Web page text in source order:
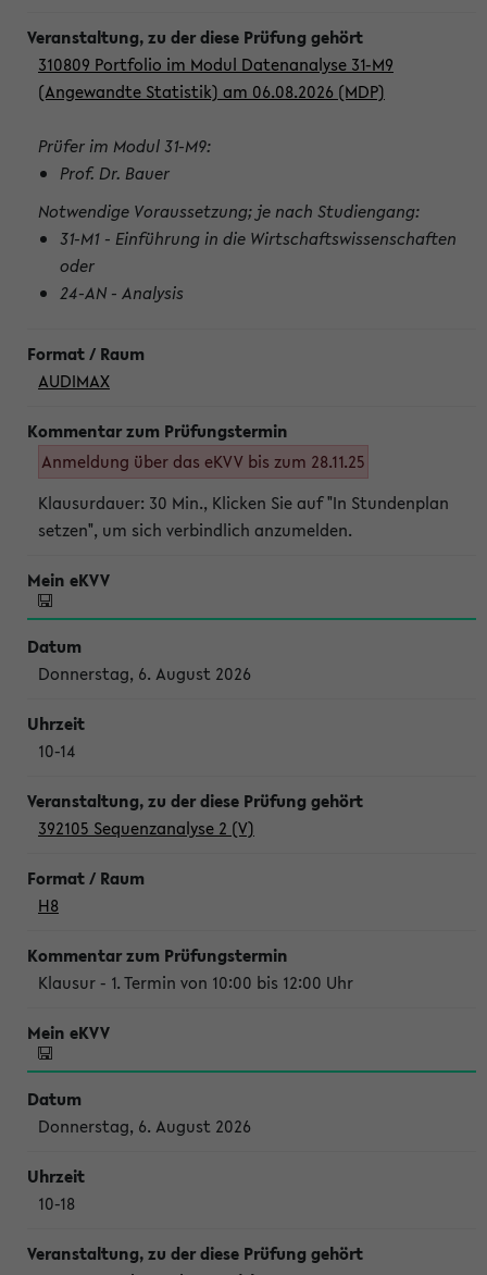
310809 Portfolio im Modul Datenanalyse 31-M9
(Angewandte Statistik) am 06.08.2026 (MDP)
Prüfer im Modul 31-M9:
Prof. Dr. Bauer
Notwendige Voraussetzung; je nach Studiengang:
31-M1 - Einführung in die Wirtschaftswissenschaften
oder
24-AN - Analysis
AUDIMAX
Anmeldung über das eKVV bis zum 28.11.25
Klausurdauer: 30 Min., Klicken Sie auf "In Stundenplan
setzen", um sich verbindlich anzumelden.
Donnerstag, 6. August 2026
10-14
392105 Sequenzanalyse 2 (V)
H8
Klausur - 1. Termin von 10:00 bis 12:00 Uhr
Donnerstag, 6. August 2026
10-18